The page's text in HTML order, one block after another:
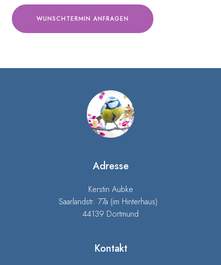
WUNSCHTERMIN ANFRAGEN
Adresse
Kerstin Aubke
Saarlandstr. 77a (im Hinterhaus)
44139 Dortmund
Kontakt